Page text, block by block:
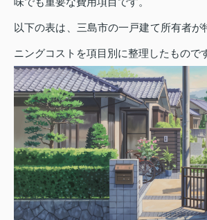
以下の表は、三島市の一戸建て所有者が
ニングコストを項目別に整理したもので